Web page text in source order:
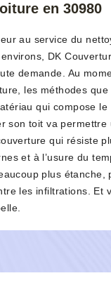
en 30980
au service du
DK
demande. Au
les méthodes
qui compose le
son toit va permettre
qui résiste
et à l’usure du
plus étanche,
les infiltrations. Et